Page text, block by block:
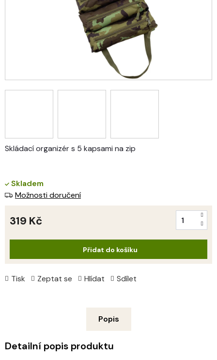
Skládací organizér s 5 kapsami na zip
Tisk Zeptat se Hlídat Sdílet
Skladem
Možnosti doručení
319 Kč
Přidat do košíku
Popis
Detailní popis produktu